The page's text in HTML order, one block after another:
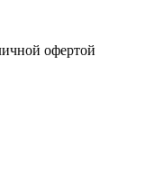
офертой